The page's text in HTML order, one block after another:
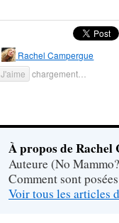
Rachel Campergue
J'aime chargement…
À propos de Rachel
Auteure (No
Comment sont
Voir tous les articles